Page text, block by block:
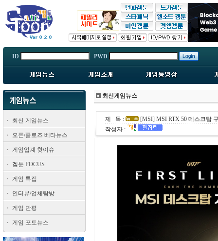
ID PWD
최신 게임뉴스
오픈/클로즈 베타뉴스
게임업계 핫이슈
겜툰 FOCUS
게임 특집
인터뷰/업체탐방
게임 만평
게임 포토뉴스
최신게임뉴스
제 목 :
[MSI] MSI RTX 50 데스크탑
작성자 :